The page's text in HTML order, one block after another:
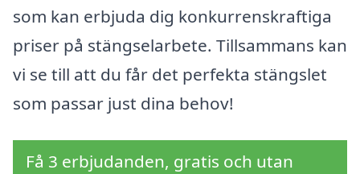
som kan erbjuda dig konkurrenskraftiga
priser på stängselarbete. Tillsammans kan
vi se till att du får det perfekta stängslet
som passar just dina behov!
Få 3 erbjudanden, gratis och utan